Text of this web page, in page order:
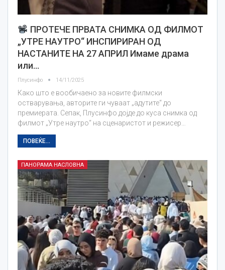
ПРОТЕЧЕ ПРВАТА СНИМКА ОД ФИЛМОТ
„УТРЕ НАУТРО“ ИНСПИРИРАН ОД
НАСТАНИТЕ НА 27 АПРИЛ Имаме драма
или…
Плусинфо 14/11/2025
Како што е вообичаено за новите филмски
остварувања, авторите ги чуваат „адутите“ до
премиерата. Сепак, Плусинфо дојде до куса снимка од
филмот „Утре наутро“ на сценаристот и режисер…
ПОВЕЌЕ...
ПАНОРАМА НАСЛОВНА